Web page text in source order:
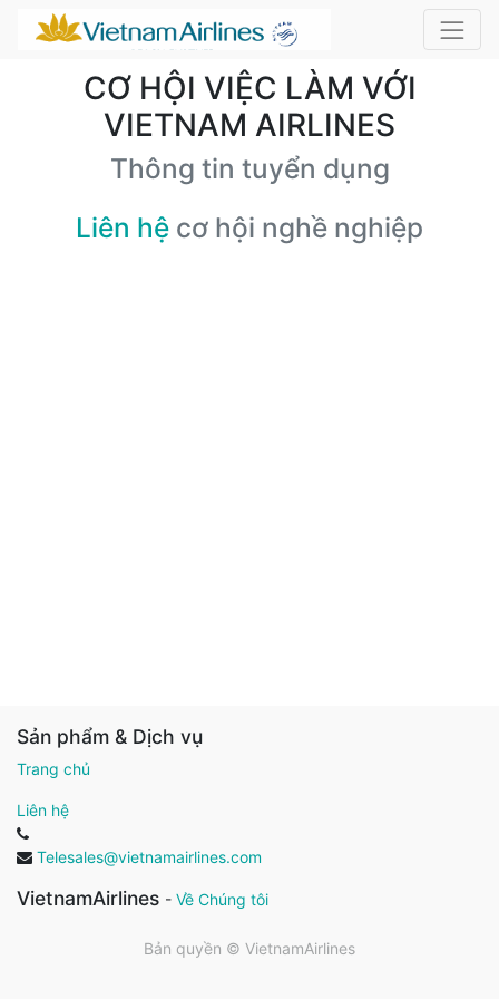
CƠ HỘI VIỆC LÀM VỚI
VIETNAM AIRLINES
Thông tin tuyển dụng
Liên hệ cơ hội nghề nghiệp
Sản phẩm & Dịch vụ
Trang chủ
Liên hệ
Telesales@vietnamairlines.com
VietnamAirlines - Về Chúng tôi
Bản quyền © VietnamAirlines